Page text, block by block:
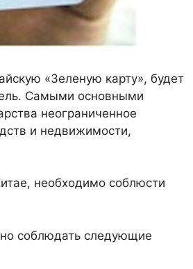
«Зеленую карту», будет
Самыми основными
неограниченное
и недвижимости,
необходимо соблюсти
соблюдать следующие